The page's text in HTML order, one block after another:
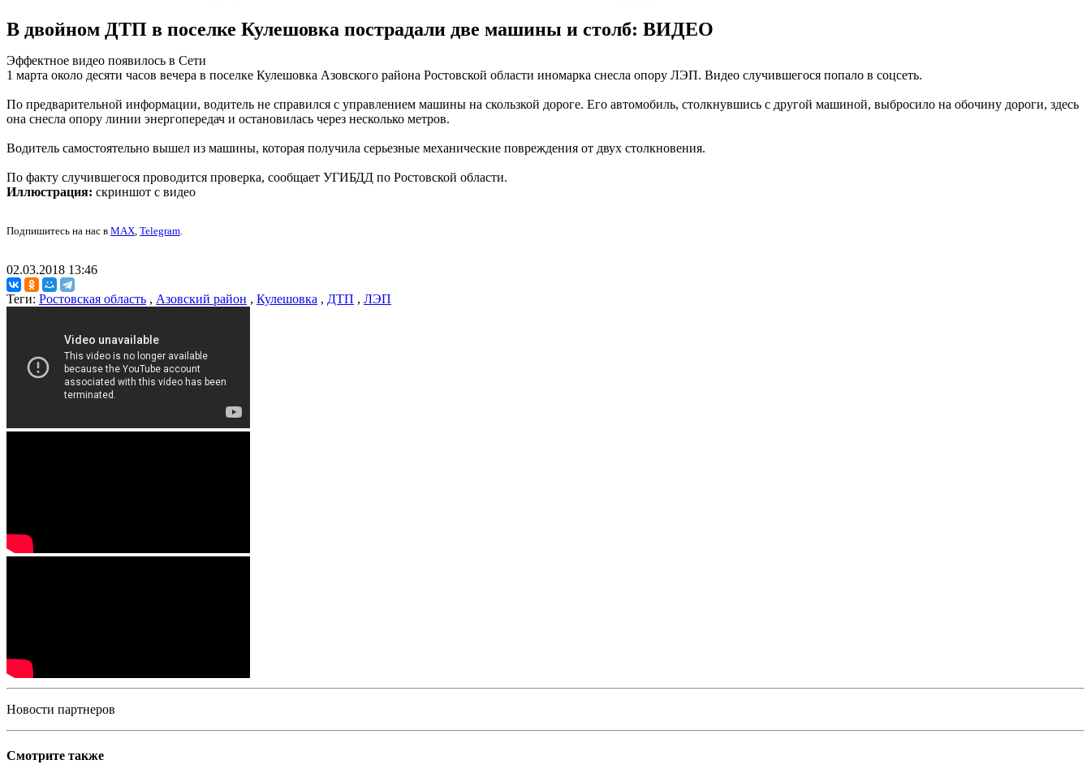
В двойном ДТП в поселке Кулешовка пострадали две машины и столб: ВИДЕО
Эффектное видео появилось в Сети
1 марта около десяти часов вечера в поселке Кулешовка Азовского района Ростовской области иномарка снесла опору ЛЭП. Видео случившегося попало в соцсеть.
По предварительной информации, водитель не справился с управлением машины на скользкой дороге. Его автомобиль, столкнувшись с другой машиной, выбросило на обочину дороги, здесь
она снесла опору линии энергопередач и остановилась через несколько метров.
Водитель самостоятельно вышел из машины, которая получила серьезные механические повреждения от двух столкновения.
По факту случившегося проводится проверка, сообщает УГИБДД по Ростовской области.
Иллюстрация: скриншот с видео
Подпишитесь на нас в MAX, Telegram.
02.03.2018 13:46
Теги: Ростовская область , Азовский район , Кулешовка , ДТП , ЛЭП
Новости партнеров
Смотрите также